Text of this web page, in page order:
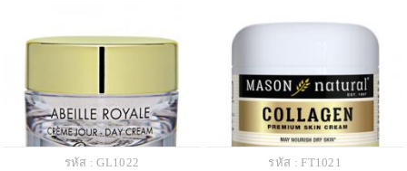
รหัส : GL1022
รหัส : FT1021